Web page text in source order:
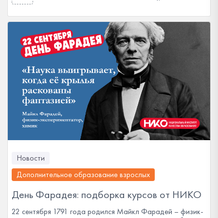
Новости
Дополнительное образование взрослых
День Фарадея: подборка курсов от НИКО
22 сентября 1791 года родился Майкл Фарадей – физик-